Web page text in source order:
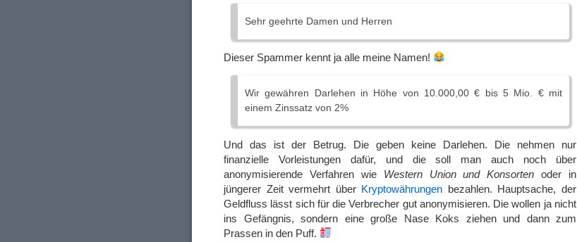
Sehr geehrte Damen und Herren
Dieser Spammer kennt ja alle meine Namen!
Wir gewähren Darlehen in Höhe von 10.000,00 € bis 5 Mio. € mit
einem Zinssatz von 2%
Und das ist der Betrug. Die geben keine Darlehen. Die nehmen nur
finanzielle Vorleistungen dafür, und die soll man auch noch über
anonymisierende Verfahren wie Western Union und Konsorten oder in
jüngerer Zeit vermehrt über Kryptowährungen bezahlen. Hauptsache, der
Geldfluss lässt sich für die Verbrecher gut anonymisieren. Die wollen ja nicht
ins Gefängnis, sondern eine große Nase Koks ziehen und dann zum
Prassen in den Puff.